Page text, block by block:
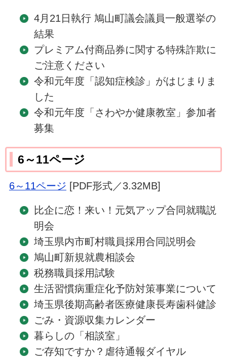
4月21日執行 鳩山町議会議員一般選挙の
結果
プレミアム付商品券に関する特殊詐欺に
ご注意ください
令和元年度「認知症検診」がはじまりま
した
令和元年度「さわやか健康教室」参加者
募集
6～11ページ
6～11ページ [PDF形式／3.32MB]
比企に恋！来い！元気アップ合同就職説
明会
埼玉県内市町村職員採用合同説明会
鳩山町新規就農相談会
税務職員採用試験
生活習慣病重症化予防対策事業について
埼玉県後期高齢者医療健康長寿歯科健診
ごみ・資源収集カレンダー
暮らしの「相談室」
ご存知ですか？虐待通報ダイヤル